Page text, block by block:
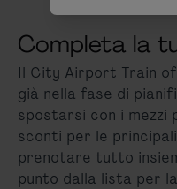
Completa la
Il City Airport Train
già nella fase di
spostarsi con i
sconti per le
prenotare tutto
punto dalla lista per